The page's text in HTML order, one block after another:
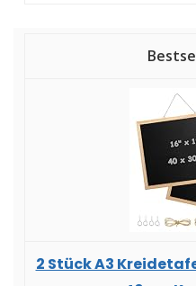
2 Stück A3